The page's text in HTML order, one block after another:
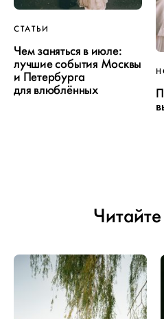
СТАТЬИ
Чем заняться в июле:
лучшие события Москвы
и Петербурга
для влюблённых